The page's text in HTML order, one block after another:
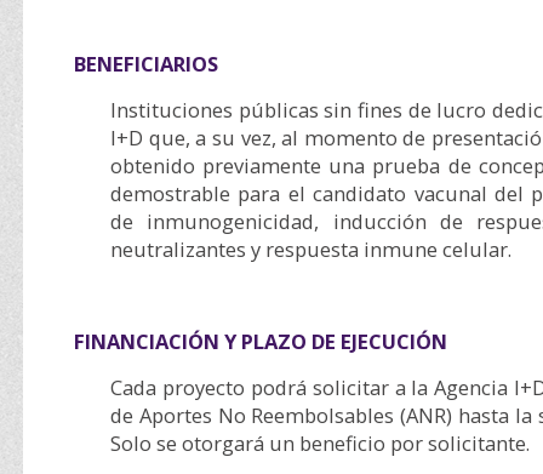
BENEFICIARIOS
Instituciones públicas sin fines de lucro
I+D que, a su vez, al momento de
obtenido previamente una prueba de
demostrable para el candidato vacunal del
de inmunogenicidad, inducción de
neutralizantes y respuesta inmune celular.
FINANCIACIÓN Y PLAZO DE EJECUCIÓN
Cada proyecto podrá solicitar a la Agencia
de Aportes No Reembolsables (ANR) hasta
Solo se otorgará un beneficio por solicitante.